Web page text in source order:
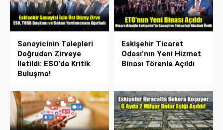
Sanayicinin Talepleri
Doğrudan Zirveye
İletildi: ESO’da Kritik
Buluşma!
Eskişehir Ticaret
Odası’nın Yeni Hizmet
Binası Törenle Açıldı